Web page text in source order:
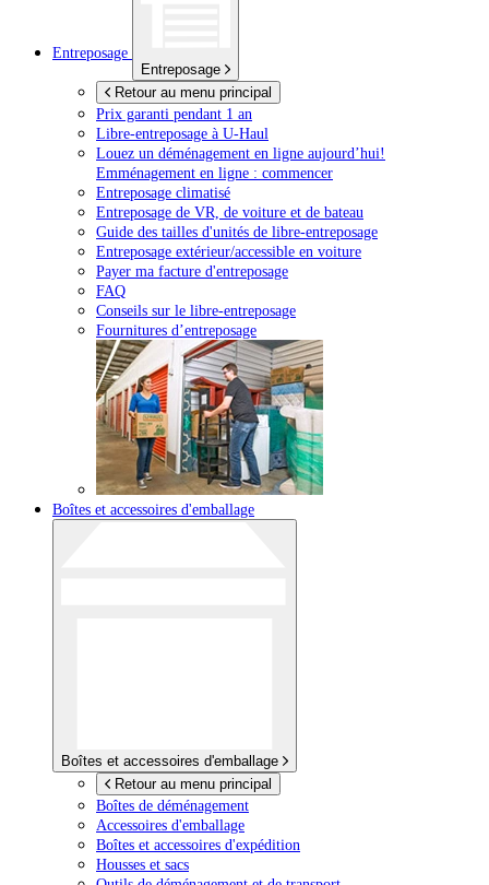
Entreposage
Entreposage
Retour au menu principal
Prix garanti pendant 1 an
Libre-entreposage à U-Haul
Louez un déménagement en ligne aujourd’hui!
Emménagement en ligne : commencer
Entreposage climatisé
Entreposage de VR, de voiture et de bateau
Guide des tailles d'unités de libre-entreposage
Entreposage extérieur/accessible en voiture
Payer ma facture d'entreposage
FAQ
Conseils sur le libre-entreposage
Fournitures d’entreposage
Boîtes et accessoires d'emballage
Boîtes et accessoires d'emballage
Retour au menu principal
Boîtes de déménagement
Accessoires d'emballage
Boîtes et accessoires d'expédition
Housses et sacs